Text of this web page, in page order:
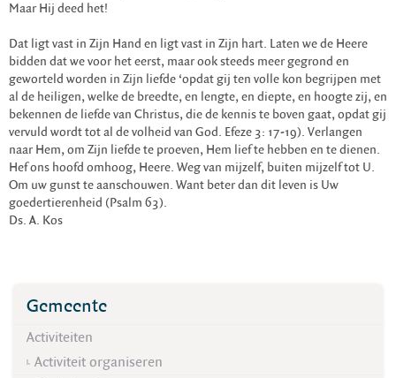
Maar Hij deed het!
Dat ligt vast in Zijn Hand en ligt vast in Zijn hart. Laten we de Heere
bidden dat we voor het eerst, maar ook steeds meer gegrond en
geworteld worden in Zijn liefde ‘opdat gij ten volle kon begrijpen met
al de heiligen, welke de breedte, en lengte, en diepte, en hoogte zij, en
bekennen de liefde van Christus, die de kennis te boven gaat, opdat gij
vervuld wordt tot al de volheid van God. Efeze 3: 17-19). Verlangen
naar Hem, om Zijn liefde te proeven, Hem lief te hebben en te dienen.
Hef ons hoofd omhoog, Heere. Weg van mijzelf, buiten mijzelf tot U.
Om uw gunst te aanschouwen. Want beter dan dit leven is Uw
goedertierenheid (Psalm 63).
Ds. A. Kos
Gemeente
Activiteiten
Activiteit organiseren